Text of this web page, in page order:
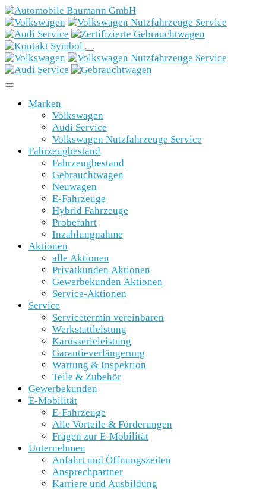
Marken
Volkswagen
Audi Service
Volkswagen Nutzfahrzeuge Service
Fahrzeugbestand
Fahrzeugbestand
Gebrauchtwagen
Neuwagen
E-Fahrzeuge
Hybrid Fahrzeuge
Probefahrt
Inzahlungnahme
Aktionen
alle Aktionen
Privatkunden Aktionen
Gewerbekunden Aktionen
Service-Aktionen
Service
Servicetermin vereinbaren
Werkstattleistung
Karosserieleistung
Garantieverlängerung
Wartung & Inspektion
Teile & Zubehör
Gewerbekunden
E-Mobilität
E-Fahrzeuge
Alle Vorteile & Förderungen
Fragen zur E-Mobilität
Unternehmen
Anfahrt und Öffnungszeiten
Ansprechpartner
Karriere und Ausbildung